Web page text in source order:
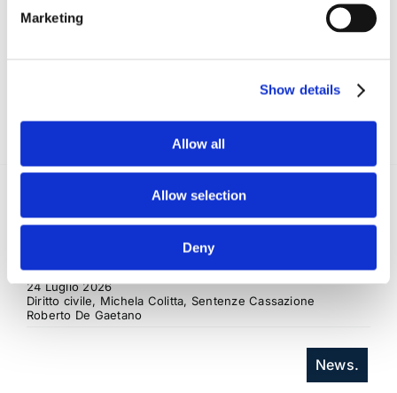
Marketing
Show details
Allow all
Allow selection
Deny
Recent posts.
24 Luglio 2026
Diritto civile, Michela Colitta, Sentenze Cassazione
Roberto De Gaetano
News.